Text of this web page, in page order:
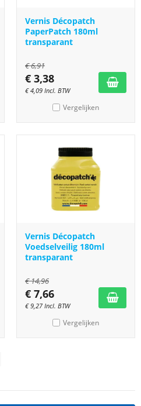
Vernis Décopatch
PaperPatch 180ml
transparant
€6,91
€ 3,38
€4,09 Incl. BTW
Vergelijken
Vernis Décopatch
Voedselveilig 180ml
transparant
€14,96
€ 7,66
€9,27 Incl. BTW
Vergelijken